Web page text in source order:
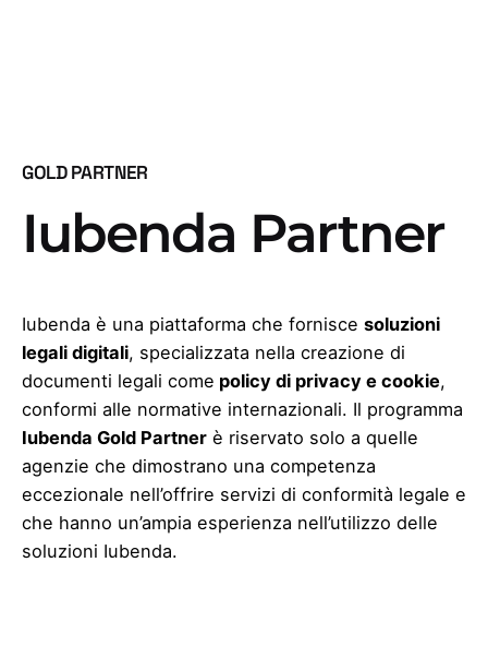
GOLD PARTNER
Iubenda Partner
Iubenda è una piattaforma che fornisce soluzioni
legali digitali, specializzata nella creazione di
documenti legali come policy di privacy e cookie,
conformi alle normative internazionali. Il programma
Iubenda Gold Partner è riservato solo a quelle
agenzie che dimostrano una competenza
eccezionale nell’offrire servizi di conformità legale e
che hanno un’ampia esperienza nell’utilizzo delle
soluzioni Iubenda.